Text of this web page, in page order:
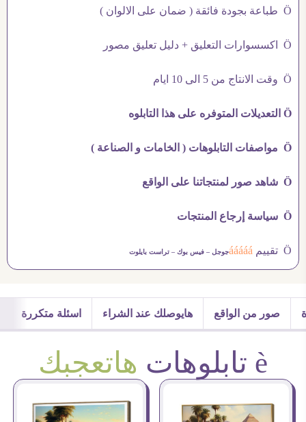
Ö طباعة بجودة فائقة ( ضمان على الالوان )
Ö اكسسوارات التعليق + دليل تعليق مصور
Ö وقت الانتاج من 5 الى 10 ايام
Ö التعديلات المتوفره على هذا التابلوه
Ö مواصفات التابلوهات ( الخامات و الصناعة )
Ö شاهد صور لمنتجاتنا على الواقع
Ö سياسة إرجاع المنتجات
Ö تقييم áááááجوجل – فيس بوك – تراست بايلوت
صور من الواقع هايوصلك عند الشراء اسئلة متكررة
è تابلوهات هاتعجبك